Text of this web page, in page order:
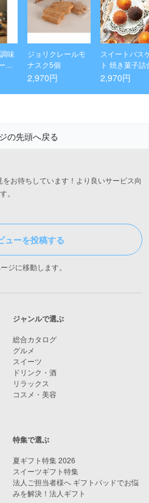
味
ト
ジョリクレールモ
ナスク5個
2,970円
スイートバス
ト 焼き菓子詰
2,970円
の先頭へ戻る
お待ちしています！より良いサービス向
。
ューを投稿する
ジに移動します。
ジャンルで選ぶ
総合カタログ
グルメ
スイーツ
ドリンク・酒
リラックス
コスメ・美容
特集で選ぶ
夏ギフト特集 2026
スイーツギフト特集
法人ご担当者様へ ギフトパッドでお悩
みを解決！法人ギフト